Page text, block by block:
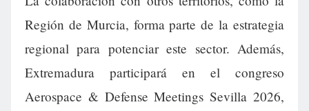
Región de Murcia, forma parte de la estrategia
regional para potenciar este sector. Además,
Extremadura participará en el congreso
Aerospace & Defense Meetings Sevilla 2026,